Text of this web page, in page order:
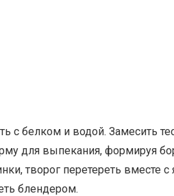
с белком и водой. Замесить
для выпекания, формируя
творог перетереть вместе
блендером.